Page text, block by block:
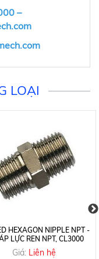
–
LOẠI
HEXAGON NIPPLE NPT -
LỰC REN NPT, CL3000
Giá: Liên hệ